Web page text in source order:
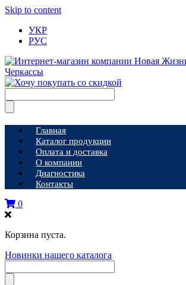
Skip to content
УКР
РУС
Главная
Каталог продукции
Оплата и доставка
О компании
Диагностика
Контакты
0
Корзина пуста.
Новинки нашего каталога